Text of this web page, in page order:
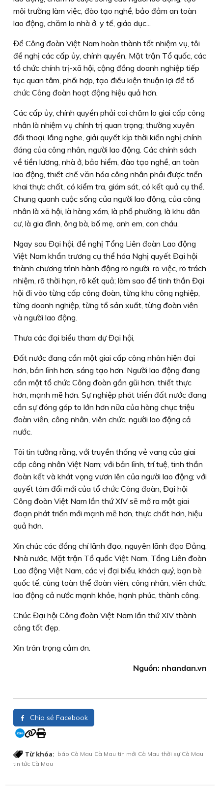
môi trường làm việc, đào tạo nghề, bảo đảm an toàn
lao động, chăm lo nhà ở, y tế, giáo dục...
Để Công đoàn Việt Nam hoàn thành tốt nhiệm vụ, tôi
đề nghị các cấp ủy, chính quyền, Mặt trận Tổ quốc, các
tổ chức chính trị-xã hội, cộng đồng doanh nghiệp tiếp
tục quan tâm, phối hợp, tạo điều kiện thuận lợi để tổ
chức Công đoàn hoạt động hiệu quả hơn.
Các cấp ủy, chính quyền phải coi chăm lo giai cấp công
nhân là nhiệm vụ chính trị quan trọng; thường xuyên
đối thoại, lắng nghe, giải quyết kịp thời kiến nghị chính
đáng của công nhân, người lao động. Các chính sách
về tiền lương, nhà ở, bảo hiểm, đào tạo nghề, an toàn
lao động, thiết chế văn hóa công nhân phải được triển
khai thực chất, có kiểm tra, giám sát, có kết quả cụ thể.
Chung quanh cuộc sống của người lao động, của công
nhân là xã hội, là hàng xóm, là phố phường, là khu dân
cư, là gia đình, ông bà, bố mẹ, anh em, con cháu.
Ngay sau Đại hội, đề nghị Tổng Liên đoàn Lao động
Việt Nam khẩn trương cụ thể hóa Nghị quyết Đại hội
thành chương trình hành động rõ người, rõ việc, rõ trách
nhiệm, rõ thời hạn, rõ kết quả; làm sao để tinh thần Đại
hội đi vào từng cấp công đoàn, từng khu công nghiệp,
từng doanh nghiệp, từng tổ sản xuất, từng đoàn viên
và người lao động.
Thưa các đại biểu tham dự Đại hội,
Đất nước đang cần một giai cấp công nhân hiện đại
hơn, bản lĩnh hơn, sáng tạo hơn. Người lao động đang
cần một tổ chức Công đoàn gần gũi hơn, thiết thực
hơn, mạnh mẽ hơn. Sự nghiệp phát triển đất nước đang
cần sự đóng góp to lớn hơn nữa của hàng chục triệu
đoàn viên, công nhân, viên chức, người lao động cả
nước.
Tôi tin tưởng rằng, với truyền thống vẻ vang của giai
cấp công nhân Việt Nam; với bản lĩnh, trí tuệ, tinh thần
đoàn kết và khát vọng vươn lên của người lao động; với
quyết tâm đổi mới của tổ chức Công đoàn, Đại hội
Công đoàn Việt Nam lần thứ XIV sẽ mở ra một giai
đoạn phát triển mới mạnh mẽ hơn, thực chất hơn, hiệu
quả hơn.
Xin chúc các đồng chí lãnh đạo, nguyên lãnh đạo Đảng,
Nhà nước, Mặt trận Tổ quốc Việt Nam, Tổng Liên đoàn
Lao động Việt Nam, các vị đại biểu, khách quý, bạn bè
quốc tế, cùng toàn thể đoàn viên, công nhân, viên chức,
lao động cả nước mạnh khỏe, hạnh phúc, thành công.
Chúc Đại hội Công đoàn Việt Nam lần thứ XIV thành
công tốt đẹp.
Xin trân trọng cảm ơn.
Nguồn: nhandan.vn
Chia sẻ Facebook
Từ khóa: báo Cà Mau Cà Mau tin mới Cà Mau thời sự Cà Mau
tin tức Cà Mau